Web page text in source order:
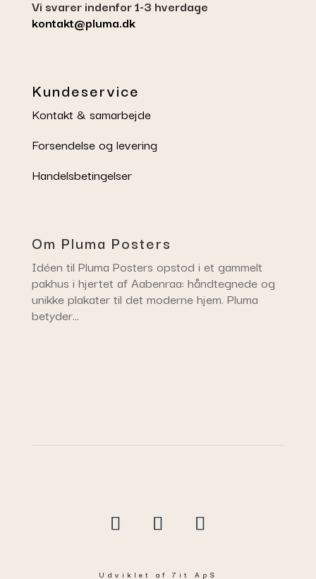
Vi svarer indenfor 1-3 hverdage
kontakt@pluma.dk
Kundeservice
Kontakt & samarbejde
Forsendelse og levering
Handelsbetingelser
Om Pluma Posters
Idéen til Pluma Posters opstod i et gammelt
pakhus i hjertet af Aabenraa: håndtegnede og
unikke plakater til det moderne hjem. Pluma
betyder…
Udviklet af 7it ApS